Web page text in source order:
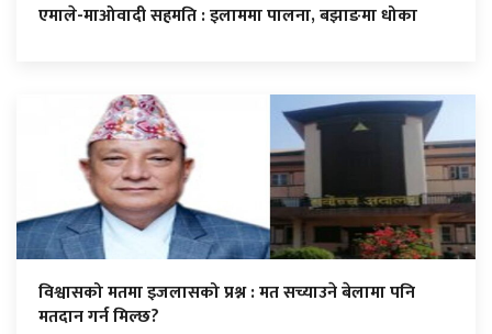
एमाले-माओवादी सहमति : इलाममा पालना, बझाङमा धोका
विश्वासको मतमा इजलासको प्रश्न : मत सच्याउने बेलामा पनि
मतदान गर्न मिल्छ?